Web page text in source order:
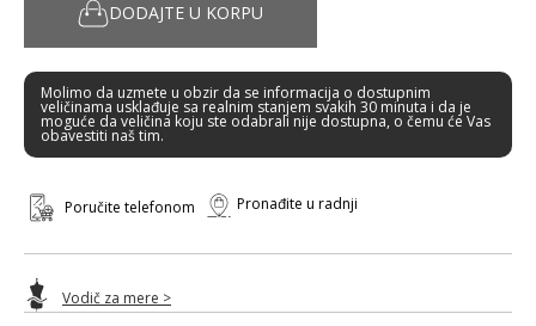
DODAJTE U KORPU
Molimo da uzmete u obzir da se informacija o dostupnim
veličinama usklađuje sa realnim stanjem svakih 30 minuta i da je
moguće da veličina koju ste odabrali nije dostupna, o čemu će Vas
obavestiti naš tim.
Poručite telefonom Pronađite u radnji
Vodič za mere >